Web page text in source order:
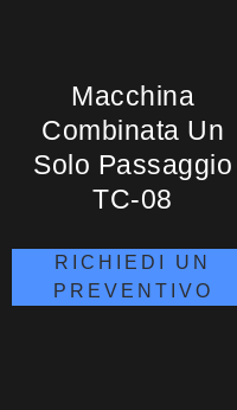
Macchina
Combinata Un
Solo Passaggio
TC-08
RICHIEDI UN
PREVENTIVO